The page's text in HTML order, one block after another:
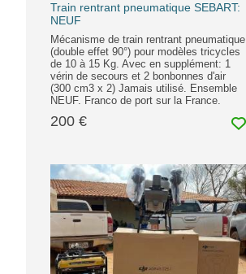
Train rentrant pneumatique SEBART:
NEUF
Mécanisme de train rentrant pneumatique
(double effet 90°) pour modèles tricycles
de 10 à 15 Kg. Avec en supplément: 1
vérin de secours et 2 bonbonnes d'air
(300 cm3 x 2) Jamais utilisé. Ensemble
NEUF. Franco de port sur la France.
200 €